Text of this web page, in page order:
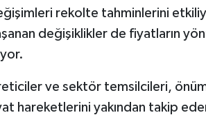
rekolte tahminlerini
değişiklikler de fiyatların
ve sektör temsilcileri,
hareketlerini yakından takip